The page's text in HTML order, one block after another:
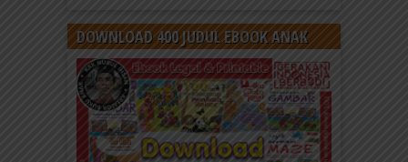
DOWNLOAD 400 JUDUL EBOOK ANAK